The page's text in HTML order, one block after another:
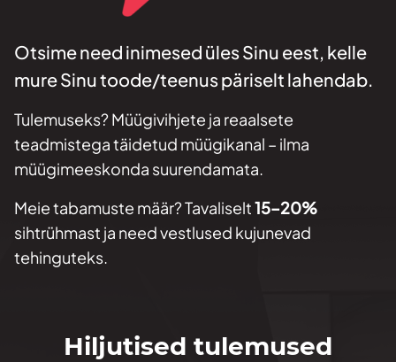
Otsime need inimesed üles Sinu eest, kelle
mure Sinu toode/teenus päriselt lahendab.
Tulemuseks? Müügivihjete ja reaalsete
teadmistega täidetud müügikanal – ilma
müügimeeskonda suurendamata.
Meie tabamuste määr? Tavaliselt15–20%
sihtrühmast ja need vestlused kujunevad
tehinguteks.
Hiljutised tulemused